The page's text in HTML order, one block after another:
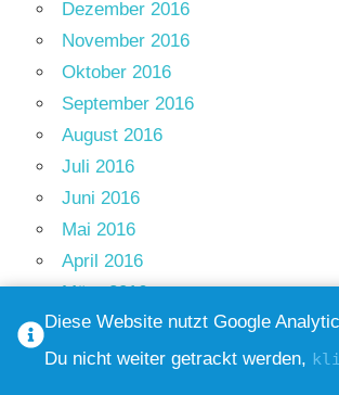
Dezember 2016
November 2016
Oktober 2016
September 2016
August 2016
Juli 2016
Juni 2016
Mai 2016
April 2016
März 2016
Februar 2016
Januar 2016
Diese Website nutzt Google
Du nicht weiter getrackt werden,